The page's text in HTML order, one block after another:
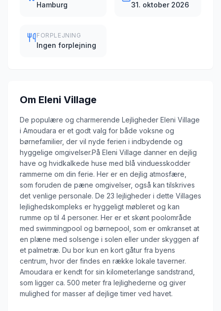
Hamburg 31. oktober 2026
FORPLEJNING
Ingen forplejning
Om Eleni Village
De populære og charmerende Lejligheder Eleni Village
i Amoudara er et godt valg for både voksne og
børnefamilier, der vil nyde ferien i indbydende og
hyggelige omgivelser.På Eleni Village danner en dejlig
have og hvidkalkede huse med blå vinduesskodder
rammerne om din ferie. Her er en dejlig atmosfære,
som foruden de pæne omgivelser, også kan tilskrives
det venlige personale. De 23 lejligheder i dette Villages
lejlighedskompleks er hyggeligt møbleret og kan
rumme op til 4 personer. Her er et skønt poolområde
med swimmingpool og børnepool, som er omkranset at
en plæne med solsenge i solen eller under skyggen af
et palmetræ. Du bor kun en kort gåtur fra byens
centrum, hvor der findes en række lokale taverner.
Amoudara er kendt for sin kilometerlange sandstrand,
som ligger ca. 500 meter fra lejlighederne og giver
mulighed for masser af dejlige timer ved havet.